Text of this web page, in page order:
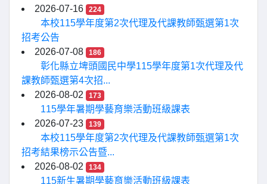
2026-07-16
224
本校115學年度第2次代理及代課教師甄選第1次
招考公告
2026-07-08
186
彰化縣立埤頭國民中學115學年度第1次代理及代
課教師甄選第4次招...
2026-08-02
173
115學年暑期學藝育樂活動班級課表
2026-07-23
139
本校115學年度第2次代理及代課教師甄選第1次
招考結果榜示公告暨...
2026-08-02
134
115新生暑期學藝育樂活動班級課表